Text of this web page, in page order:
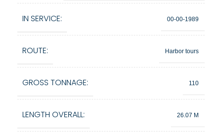
IN SERVICE: 00-00-1989
ROUTE: Harbor tours
GROSS TONNAGE: 110
LENGTH OVERALL: 26.07 M